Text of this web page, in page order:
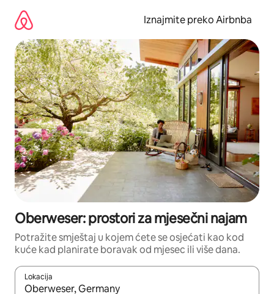
sadržaj
Iznajmite preko Airbnba
Oberweser: prostori za mjesečni najam
Potražite smještaj u kojem ćete se osjećati kao kod
kuće kad planirate boravak od mjesec ili više dana.
Lokacija
Kada budu dostupni rezultati, moći ćete ih pregledati